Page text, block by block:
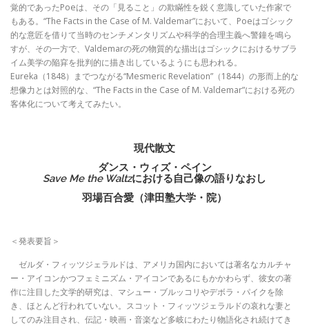
覚的であったPoeは、その「見ること」の欺瞞性を鋭く意識していた作家で
もある。“The Facts in the Case of M. Valdemar”において、Poeはゴシック
的な意匠を借りて当時のセンチメンタリズムや科学的合理主義へ警鐘を鳴ら
すが、その一方で、Valdemarの死の物質的な描出はゴシックにおけるサブラ
イム美学の陥穽を批判的に描き出しているようにも思われる。
Eureka（1848）までつながる“Mesmeric Revelation”（1844）の形而上的な
想像力とは対照的な、“The Facts in the Case of M. Valdemar”における死の
客体化について考えてみたい。
現代散文
ダンス・ウィズ・ペイン
Save Me the Waltzにおける自己像の語りなおし
羽場百合愛（津田塾大学・院）
＜発表要旨＞
ゼルダ・フィッツジェラルドは、アメリカ国内においては著名なカルチャ
ー・アイコンかつフェミニズム・アイコンであるにもかかわらず、彼女の著
作に注目した文学的研究は、マシュー・ブルッコリやデボラ・パイクを除
き、ほとんど行われていない。スコット・フィッツジェラルドの哀れな妻と
してのみ注目され、伝記・映画・音楽など多岐にわたり物語化され続けてき